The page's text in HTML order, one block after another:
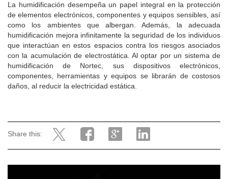
La humidificación desempeña un papel integral en la protección
de elementos electrónicos, componentes y equipos sensibles, así
como los ambientes que albergan.Además, la adecuada
humidificación mejora infinitamente la seguridad de los individuos
que interactúan en estos espacios contra los riesgos asociados
con la acumulación de electrostática. Al optar por un sistema de
humidificación de Nortec, sus dispositivos electrónicos,
componentes, herramientas y equipos se librarán de costosos
daños, al reducir la electricidad estática.
Share this: